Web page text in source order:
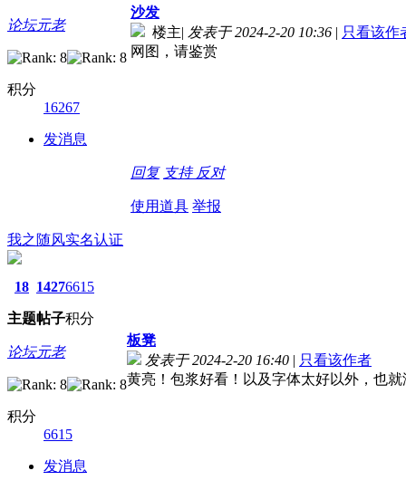
论坛元老
积分
16267
发消息
沙发
楼主| 发表于 2024-2-20 10:36 | 只看该作
网图，请鉴赏
回复 支持 反对
使用道具 举报
我之随风实名认证
18
主题
1427
帖子
6615
积分
论坛元老
积分
6615
发消息
板凳
发表于 2024-2-20 16:40 | 只看该作者
黄亮！包浆好看！以及字体太好以外，也